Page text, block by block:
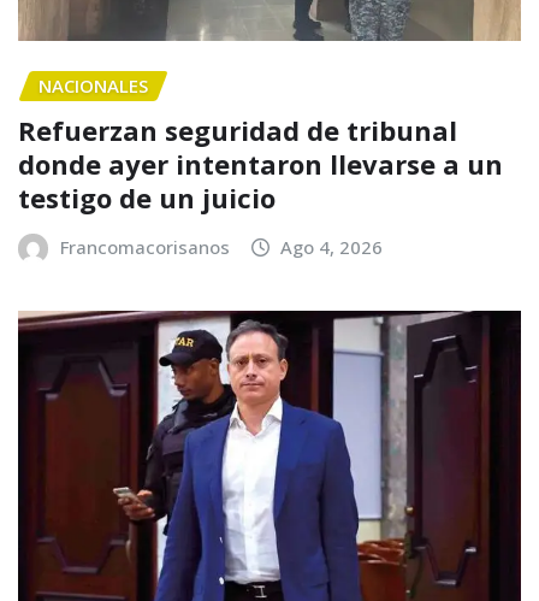
NACIONALES
Refuerzan seguridad de tribunal
donde ayer intentaron llevarse a un
testigo de un juicio
Francomacorisanos Ago 4, 2026